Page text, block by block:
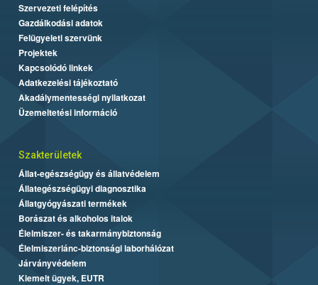
Szervezeti felépítés
Gazdálkodási adatok
Felügyeleti szervünk
Projektek
Kapcsolódó linkek
Adatkezelési tájékoztató
Akadálymentességi nyilatkozat
Üzemeltetési információ
Szakterületek
Állat-egészségügy és állatvédelem
Állategészségügyi diagnosztika
Állatgyógyászati termékek
Borászat és alkoholos italok
Élelmiszer- és takarmánybiztonság
Élelmiszerlánc-biztonsági laborhálózat
Járványvédelem
Kiemelt ügyek, EUTR